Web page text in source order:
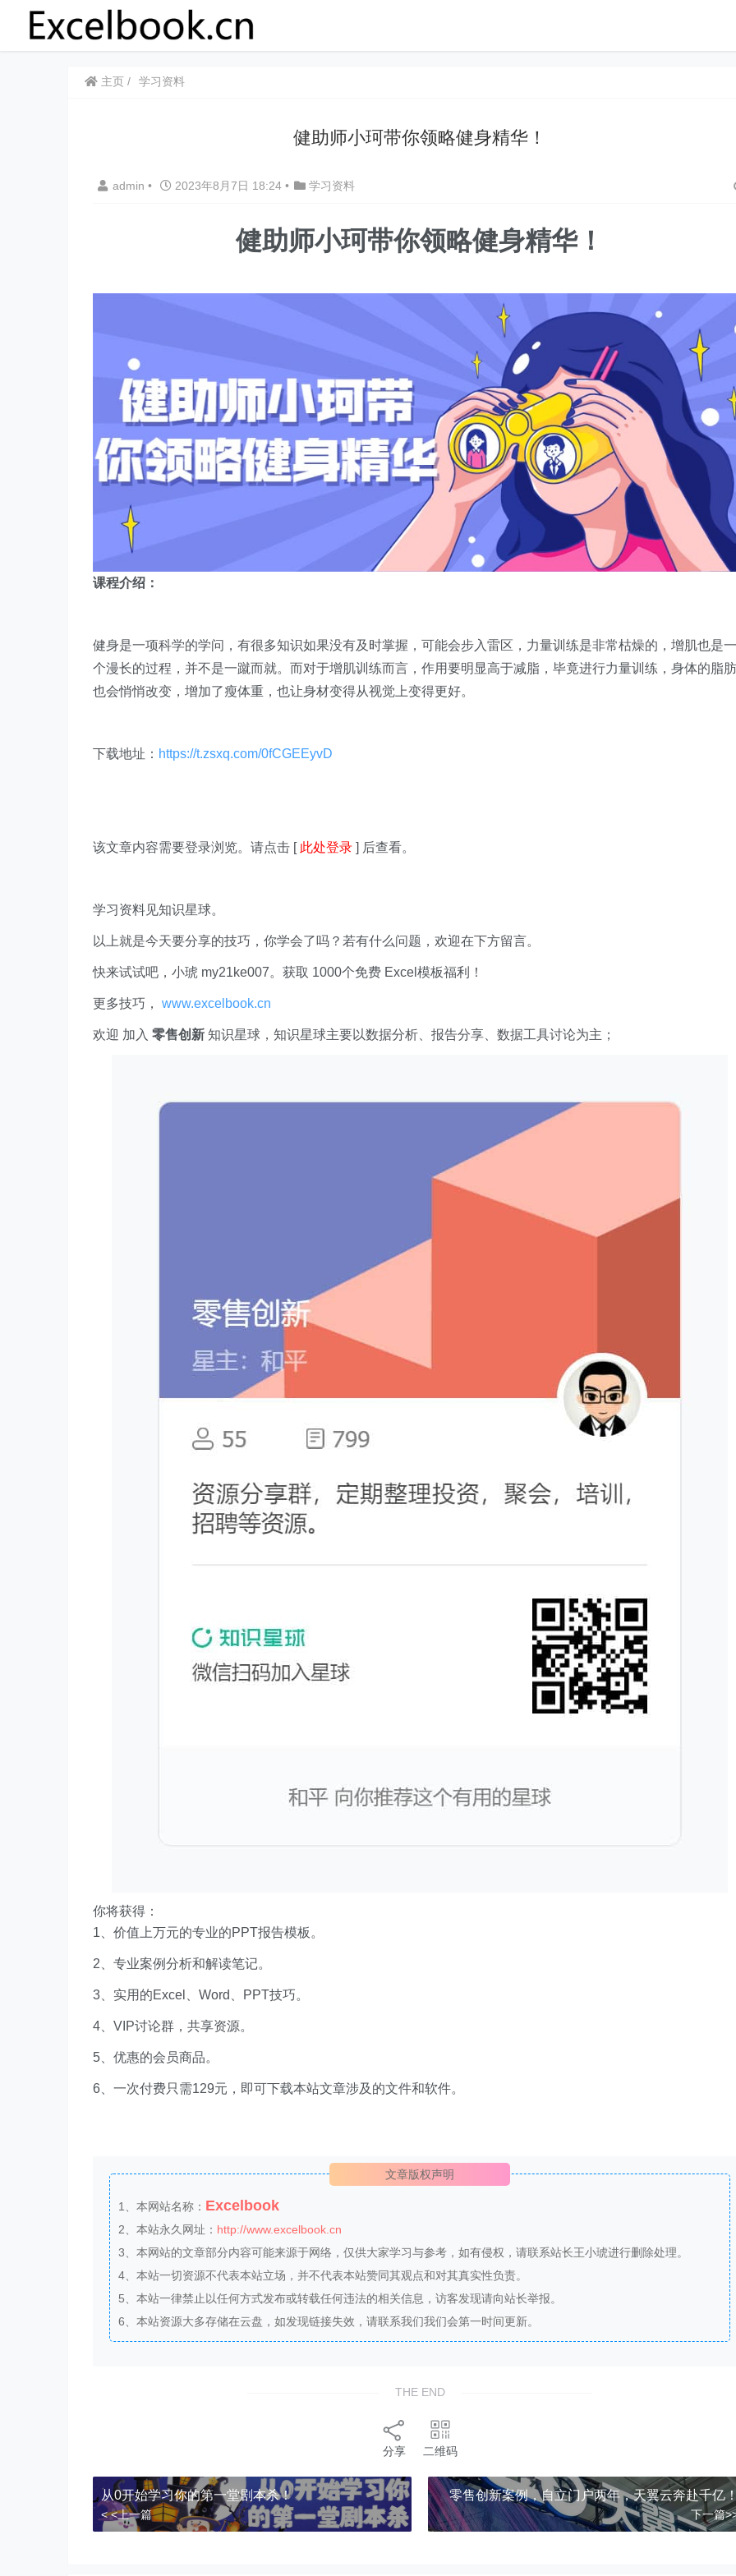
主页 学习资料
健助师小珂带你领略健身精华！
admin • 2023年8月7日 18:24 • 学习资料
健助师小珂带你领略健身精华！
课程介绍：
健身是一项科学的学问，有很多知识如果没有及时掌握，可能会步入雷区，力量训练是非常枯燥的，增肌也是一
个漫长的过程，并不是一蹴而就。而对于增肌训练而言，作用要明显高于减脂，毕竟进行力量训练，身体的脂肪
也会悄悄改变，增加了瘦体重，也让身材变得从视觉上变得更好。
下载地址： https://t.zsxq.com/0fCGEEyvD
该文章内容需要登录浏览。请点击 [ 此处登录 ] 后查看。
学习资料见知识星球。
以上就是今天要分享的技巧，你学会了吗？若有什么问题，欢迎在下方留言。
快来试试吧，小琥 my21ke007。获取 1000个免费 Excel模板福利​​​​！
更多技巧， www.excelbook.cn
欢迎 加入 零售创新 知识星球，知识星球主要以数据分析、报告分享、数据工具讨论为主；
你将获得：
1、价值上万元的专业的PPT报告模板。
2、专业案例分析和解读笔记。
3、实用的Excel、Word、PPT技巧。
4、VIP讨论群，共享资源。
5、优惠的会员商品。
6、一次付费只需129元，即可下载本站文章涉及的文件和软件。
文章版权声明
1、本网站名称： Excelbook
2、本站永久网址： http://www.excelbook.cn
3、本网站的文章部分内容可能来源于网络，仅供大家学习与参考，如有侵权，请联系站长王小琥进行删除处理。
4、本站一切资源不代表本站立场，并不代表本站赞同其观点和对其真实性负责。
5、本站一律禁止以任何方式发布或转载任何违法的相关信息，访客发现请向站长举报。
6、本站资源大多存储在云盘，如发现链接失效，请联系我们我们会第一时间更新。
THE END
分享 二维码
从0开始学习你的第一堂剧本杀！
< <上一篇
零售创新案例，自立门户两年，天翼云奔赴千亿
下一篇